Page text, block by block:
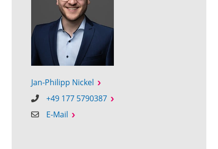
Jan-Philipp Nickel
+49 177 5790387
E-Mail